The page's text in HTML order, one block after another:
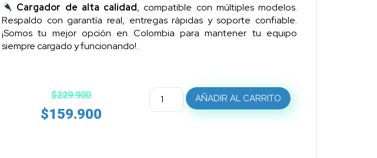
Cargador de alta calidad, compatible con múltiples modelos.
Respaldo con garantía real, entregas rápidas y soporte confiable.
¡Somos tu mejor opción en Colombia para mantener tu equipo
siempre cargado y funcionando!.
$229.900
$159.900
AÑADIR AL CARRITO